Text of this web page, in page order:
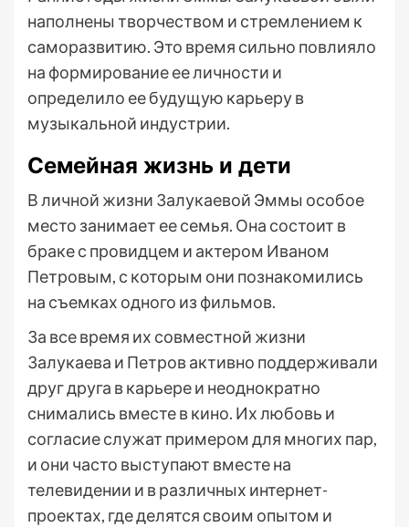
наполнены творчеством и стремлением к
саморазвитию. Это время сильно повлияло
на формирование ее личности и
определило ее будущую карьеру в
музыкальной индустрии.
Семейная жизнь и дети
В личной жизни Залукаевой Эммы особое
место занимает ее семья. Она состоит в
браке с провидцем и актером Иваном
Петровым, с которым они познакомились
на съемках одного из фильмов.
За все время их совместной жизни
Залукаева и Петров активно поддерживали
друг друга в карьере и неоднократно
снимались вместе в кино. Их любовь и
согласие служат примером для многих пар,
и они часто выступают вместе на
телевидении и в различных интернет-
проектах, где делятся своим опытом и